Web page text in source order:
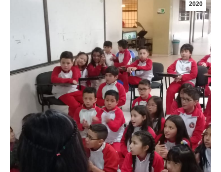
2020